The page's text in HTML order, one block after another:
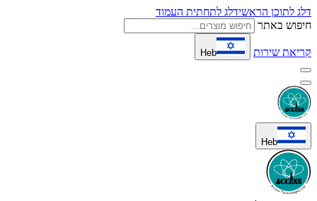
דלג לתוכן הראשידלג לתחתית העמוד
חיפוש באתר
קריאת שירות Heb
Heb